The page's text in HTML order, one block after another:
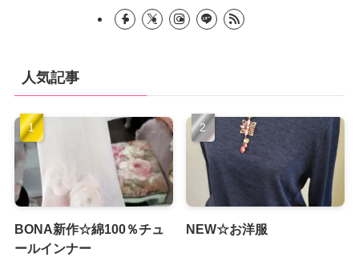
人気記事
BONA新作☆綿100％チュ
ールインナー
NEW☆お洋服